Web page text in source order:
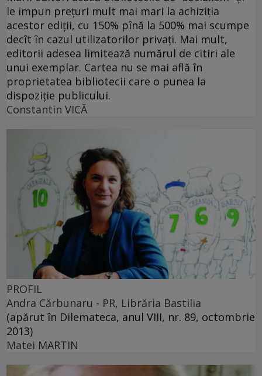
le impun preţuri mult mai mari la achiziţia
acestor ediţii, cu 150% pînă la 500% mai scumpe
decît în cazul utilizatorilor privaţi. Mai mult,
editorii adesea limitează numărul de citiri ale
unui exemplar. Cartea nu se mai află în
proprietatea bibliotecii care o punea la
dispoziţie publicului.
Constantin VICĂ
PROFIL
Andra Cărbunaru - PR, Librăria Bastilia
(apărut în Dilemateca, anul VIII, nr. 89, octombrie
2013)
Matei MARTIN